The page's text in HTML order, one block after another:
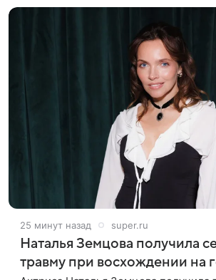
25 минут назад super.ru
Наталья Земцова получила
травму при восхождении на